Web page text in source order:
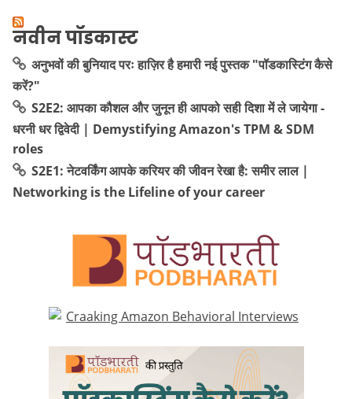
नवीन पॉडकास्ट
अनुभवों की बुनियाद परः हाज़िर है हमारी नई पुस्तक "पॉडकास्टिंग कैसे
करें?"
S2E2: आपका कौशल और जुनून ही आपको सही दिशा में ले जायेगा -
धरनी धर द्विवेदी | Demystifying Amazon's TPM & SDM
roles
S2E1: नेटवर्किंग आपके करियर की जीवन रेखा है: समीर लाल |
Networking is the Lifeline of your career